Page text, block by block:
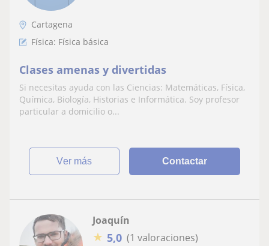
Cartagena
Física: Física básica
Clases amenas y divertidas
Si necesitas ayuda con las Ciencias: Matemáticas, Física,
Química, Biología, Historias e Informática. Soy profesor
particular a domicilio o...
ver más Contactar
Joaquín
★ 5,0 (1 valoraciones)